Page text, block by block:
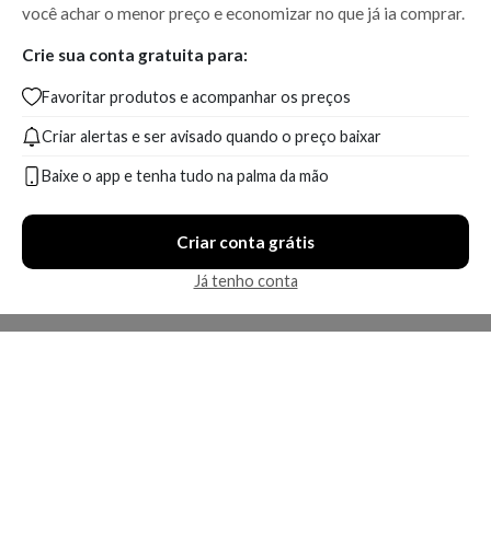
você achar o menor preço e economizar no que já ia comprar.
Crie sua conta gratuita para:
Favoritar produtos e acompanhar os preços
Criar alertas e ser avisado quando o preço baixar
Baixe o app e tenha tudo na palma da mão
Criar conta grátis
Já tenho conta